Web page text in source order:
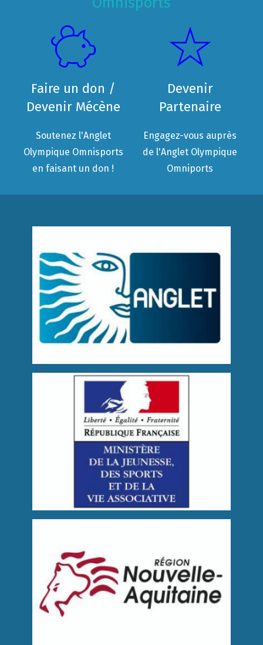
Faire un don /
Devenir Mécène
Soutenez l'Anglet
Olympique Omnisports
en faisant un don !
Devenir
Partenaire
Engagez-vous auprès
de l'Anglet Olympique
Omniports